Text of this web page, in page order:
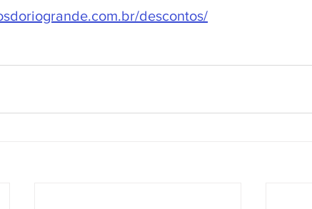
descontos/